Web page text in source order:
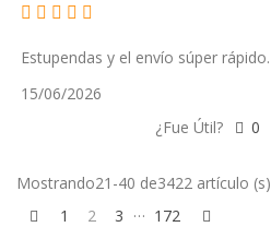
Estupendas y el envío súper rápido.
15/06/2026
¿Fue Útil?
0
Mostrando21-40 de3422 artículo (s)
Anterior
1 2 3 … 172